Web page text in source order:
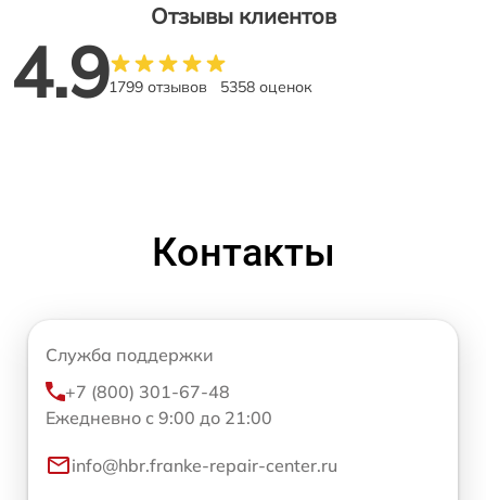
Отзывы клиентов
4.91799 отзывов 5358 оценок
Контакты
Служба поддержки
+7 (800) 301-67-48
Ежедневно с 9:00 до 21:00
info@hbr.franke-repair-center.ru